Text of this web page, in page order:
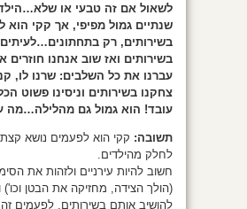
לשאול אם זה טבעי או
שנתיים גמול מפיפי, אך קקי הוא
בשירותים, רק
בשירותים ואז שוב אנחנו חוזרים
עברנו את כל השלבים: שרנו לו,
צחקנו בשירותים וניסינו פשוט
עובד! הוא גמול גם מהלילה…מה
תשובה: קקי הוא לפעמים נושא קצת
לחלק מהילדים.
חשוב להיות עירניים ולזהות את
(הולך הצידה, מחזיקה את הבטן
להושיב אותם בשירותים, לפעמים זה